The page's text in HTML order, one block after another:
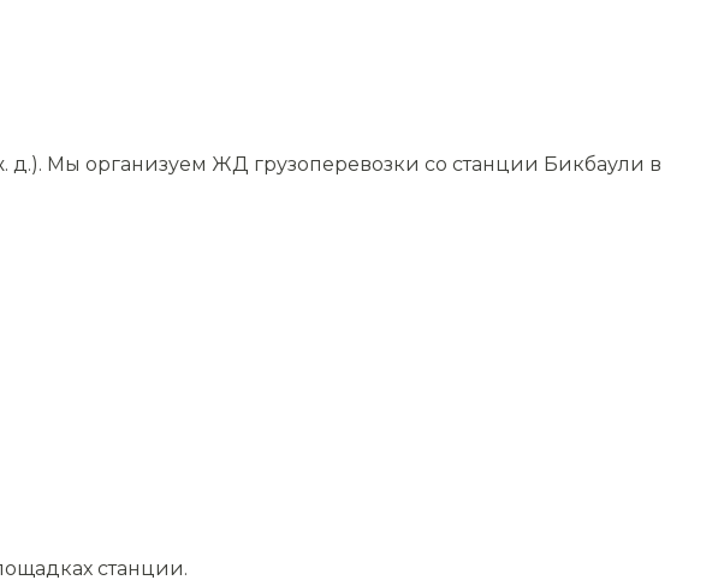
д.). Мы организуем ЖД грузоперевозки со станции Бикбаули в
станции.